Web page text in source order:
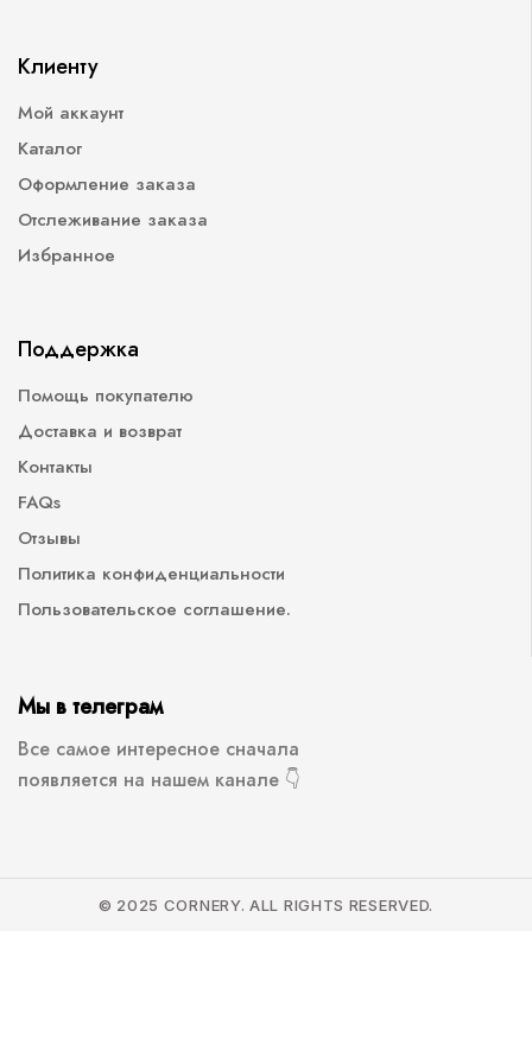
Клиенту
Мой аккаунт
Каталог
Оформление заказа
Отслеживание заказа
Избранное
Поддержка
Помощь покупателю
Доставка и возврат
Контакты
FAQs
Отзывы
Политика конфиденциальности
Пользовательское соглашение.
Мы в телеграм
Все самое интересное сначала
появляется на нашем канале 👇
© 2025 CORNERY. ALL RIGHTS RESERVED.